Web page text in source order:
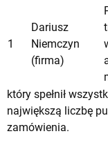
1
Dariusz
Niemczyn
(firma)
który spełnił
największą liczbę
zamówienia.